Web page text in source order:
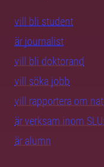
vill bli student
är journalist
vill bli doktorand
vill söka jobb
vill rapportera om
är verksam inom
är alumn